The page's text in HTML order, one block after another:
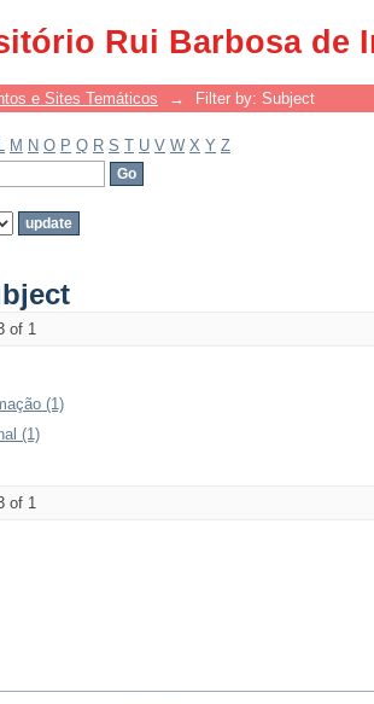
Rui Barbosa de
e Sites Temáticos → Filter by: Subject
L M N O P Q R S T U V W X Y Z
of 1
(1)
(1)
of 1